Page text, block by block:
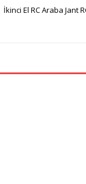
İkinci El RC Araba Jant